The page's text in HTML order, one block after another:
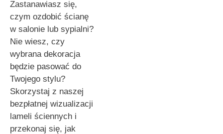
Zastanawiasz się,
czym ozdobić ścianę
w salonie lub sypialni?
Nie wiesz, czy
wybrana dekoracja
będzie pasować do
Twojego stylu?
Skorzystaj z naszej
bezpłatnej wizualizacji
lameli ściennych i
przekonaj się, jak